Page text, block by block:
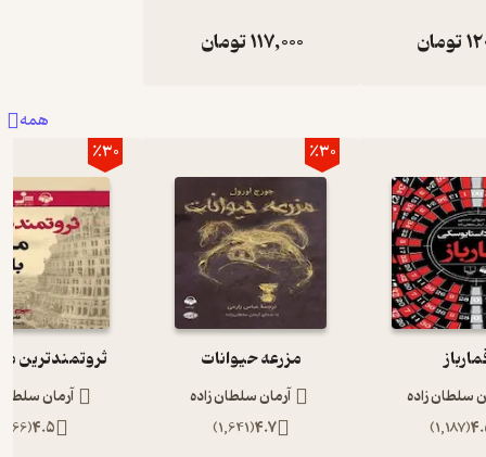
تومان 117,000تومان
همه
سلطان زاده
(
1,187
)
٪30
مزرعه حیوانات
آرمان سلطان زاده
4.7
(
1,641
)
٪30
ثروتمندترین
آرمان
4.5
(
866